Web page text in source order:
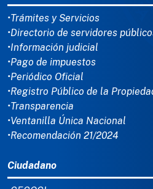
•Trámites y Servicios
•Directorio de servidores
•Información judicial
•Pago de impuestos
•Periódico Oficial
•Registro Público de la
•Transparencia
•Ventanilla Única Nacional
•Recomendación 21/2024
Ciudadano